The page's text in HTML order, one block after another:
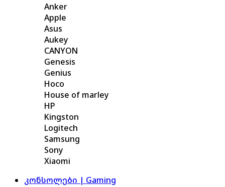
Anker
Apple
Asus
Aukey
CANYON
Genesis
Genius
Hoco
House of marley
HP
Kingston
Logitech
Samsung
Sony
Xiaomi
კონსოლები | Gaming